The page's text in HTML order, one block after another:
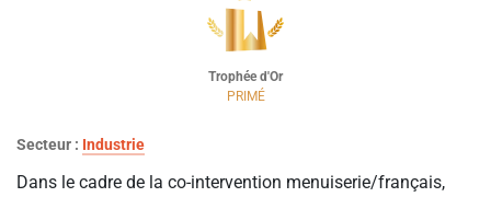
Trophée d'Or
PRIMÉ
Secteur : Industrie
Dans le cadre de la co-intervention menuiserie/français,